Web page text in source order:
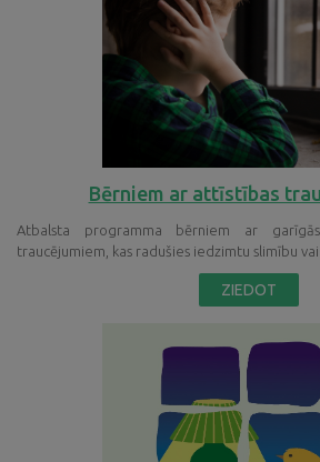
Bērniem ar attīstības
Atbalsta programma bērniem ar
traucējumiem, kas radušies iedzimtu slimību
ZIEDOT